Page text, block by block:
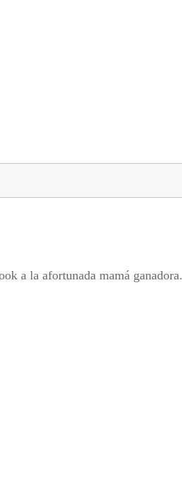
a la afortunada mamá ganadora.